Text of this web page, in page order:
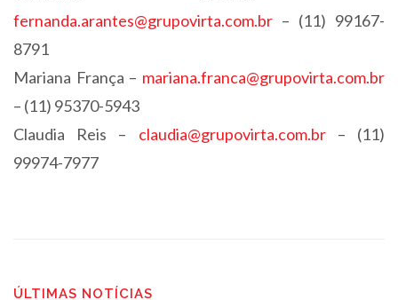
fernanda.arantes@grupovirta.com.br – (11) 99167-
8791
Mariana França – mariana.franca@grupovirta.com.br
– (11) 95370-5943
Claudia Reis – claudia@grupovirta.com.br– (11)
99974-7977
ÚLTIMAS NOTÍCIAS